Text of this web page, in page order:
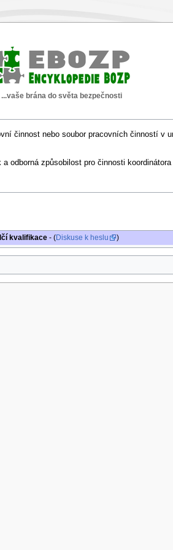
...vaše brána do světa bezpečnosti
činnost nebo soubor pracovních činností v
způsobilost pro činnosti
kvalifikace - (Diskuse k heslu )